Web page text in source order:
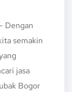
Dengan
semakin
jasa
Bogor